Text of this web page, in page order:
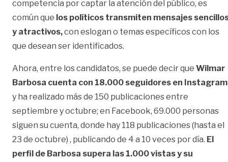
competencia por captar la atención del público, es
común que los políticos transmiten mensajes
y atractivos,con eslogan o temas específicos con los
que desean ser identificados.
Ahora, entre los candidatos, se puede decir que Wilmar
Barbosa cuenta con 18.000 seguidores en Instagram
y ha realizado más de 150 publicaciones entre
septiembre y octubre; en Facebook, 69.000 personas
siguen su cuenta, donde hay 118 publicaciones (hasta el
23 de octubre) , publicando de 4 a 10 veces por día. El
perfil de Barbosa supera las 1.000 vistas y su